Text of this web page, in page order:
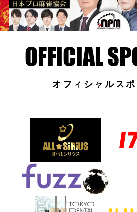
オフィシャルス